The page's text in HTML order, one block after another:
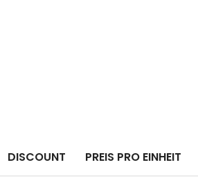
DISCOUNT PREIS PRO EINHEIT